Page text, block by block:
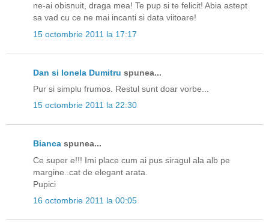
ne-ai obisnuit, draga mea! Te pup si te felicit! Abia astept
sa vad cu ce ne mai incanti si data viitoare!
15 octombrie 2011 la 17:17
Dan si Ionela Dumitru spunea...
Pur si simplu frumos. Restul sunt doar vorbe...
15 octombrie 2011 la 22:30
Bianca spunea...
Ce super e!!! Imi place cum ai pus siragul ala alb pe
margine..cat de elegant arata.
Pupici
16 octombrie 2011 la 00:05